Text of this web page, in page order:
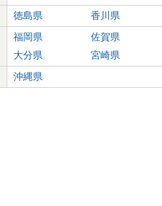
徳島県 香川県
福岡県
佐賀県
大分県
宮崎県
沖縄県